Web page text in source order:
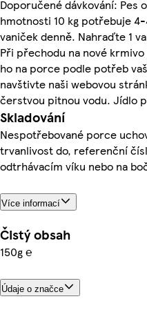
Doporučené dávkování:
hmotnosti 10 kg potřebuje
vaniček denně. Nahraďte 1
Při přechodu na nové
ho na porce podle potřeb
navštivte naši webovou
čerstvou pitnou vodu. Jídlo
Skladování
Nespotřebované porce
trvanlivost do, referenční
odtrhávacím víku nebo na
Více informací
Čistý obsah
150g ℮
Údaje o značce